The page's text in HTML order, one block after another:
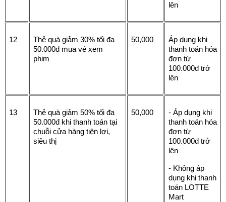
lên
12
Thẻ quà giảm 30% tối đa
50.000đ mua vé xem
phim
50,000
Áp dụng khi
thanh toán hóa
đơn từ
100.000đ trở
lên
13
Thẻ quà giảm 50% tối đa
50.000đ khi thanh toán tại
chuỗi cửa hàng tiện lợi,
siêu thị
50,000
- Áp dụng khi
thanh toán hóa
đơn từ
100.000đ trở
lên
- Không áp
dụng khi thanh
toán LOTTE
Mart